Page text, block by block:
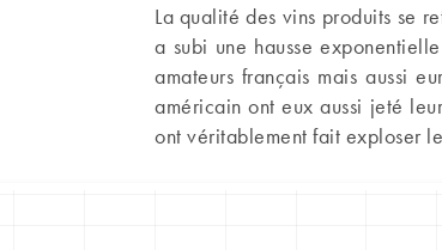
La qualité des vins produits se
a subi une hausse
amateurs français mais aussi
américain ont eux aussi jeté
ont véritablement fait exploser